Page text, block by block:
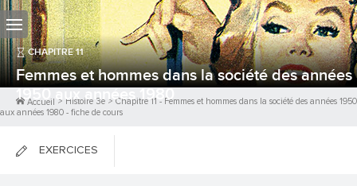
CHAPITRE11
Femmes et hommes dans la société des années
1950 aux années 1980
Accueil > Histoire 3e > Chapitre 11 - Femmes et hommes dans la société des années 1950
aux années 1980 - fiche de cours
EXERCICES